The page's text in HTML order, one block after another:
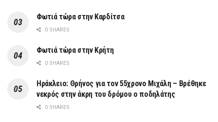
Φωτιά τώρα στην Καρδίτσα
0 SHARES
Φωτιά τώρα στην Κρήτη
0 SHARES
Ηράκλειο: Θρήνος για τον 55χρονο Μιχάλη – Βρέθηκε
νεκρός στην άκρη του δρόμου ο ποδηλάτης
0 SHARES